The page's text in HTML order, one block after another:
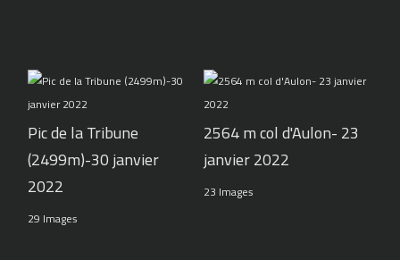
Pic de la Tribune
(2499m)-30 janvier
2022
29 Images
2564 m col d'Aulon- 23
janvier 2022
23 Images